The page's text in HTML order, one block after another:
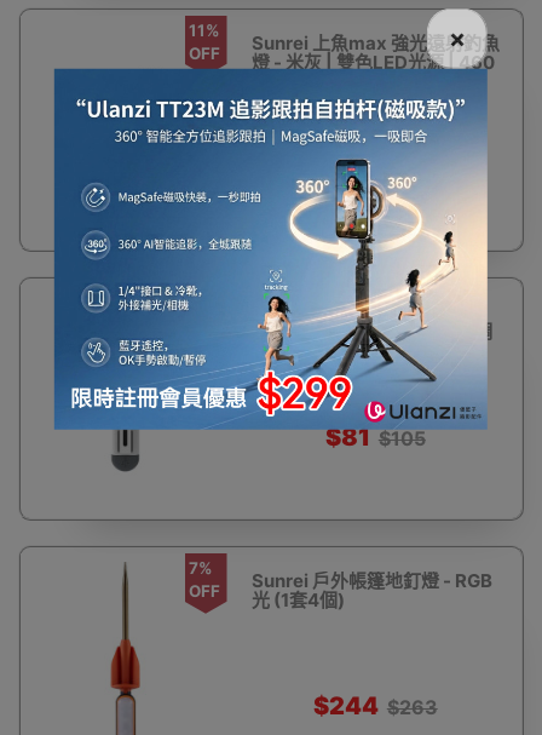
11%
OFF
Sunrei 上魚max 強光遠射釣魚
燈 - 米灰 | 雙色LED光源 | 460
$582 $659
22%
SUNREI 迷你防藍光護眼書籤
閱讀燈 | 可夾在書中使用 | 3調
光度照明
$81 $105
7%
OFF
Sunrei 戶外帳篷地釘燈 - RGB
光 (1套4個)
$244 $263
×